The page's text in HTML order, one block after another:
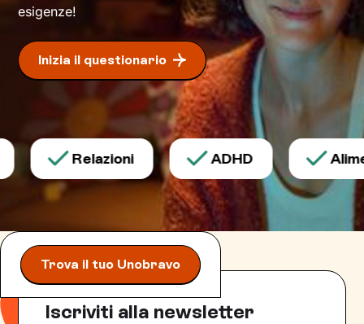
esigenze!
Inizia il questionario
Relazioni ADHD
Trova il tuo Unobravo
Iscriviti alla newsletter